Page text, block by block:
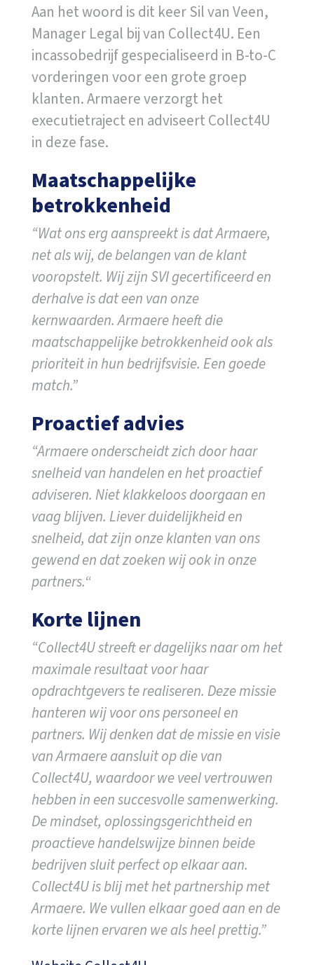
Aan het woord is dit keer Sil van Veen,
Manager Legal bij van Collect4U. Een
incassobedrijf gespecialiseerd in B-to-C
vorderingen voor een grote groep
klanten. Armaere verzorgt het
executietraject en adviseert Collect4U
in deze fase.
Maatschappelijke
betrokkenheid
“Wat ons erg aanspreekt is dat Armaere,
net als wij, de belangen van de klant
vooropstelt. Wij zijn SVI gecertificeerd en
derhalve is dat een van onze
kernwaarden. Armaere heeft die
maatschappelijke betrokkenheid ook als
prioriteit in hun bedrijfsvisie. Een goede
match.”
Proactief advies
“Armaere onderscheidt zich door haar
snelheid van handelen en het proactief
adviseren. Niet klakkeloos doorgaan en
vaag blijven. Liever duidelijkheid en
snelheid, dat zijn onze klanten van ons
gewend en dat zoeken wij ook in onze
partners.“
Korte lijnen
“Collect4U streeft er dagelijks naar om het
maximale resultaat voor haar
opdrachtgevers te realiseren. Deze missie
hanteren wij voor ons personeel en
partners. Wij denken dat de missie en visie
van Armaere aansluit op die van
Collect4U, waardoor we veel vertrouwen
hebben in een succesvolle samenwerking.
De mindset, oplossingsgerichtheid en
proactieve handelswijze binnen beide
bedrijven sluit perfect op elkaar aan.
Collect4U is blij met het partnership met
Armaere. We vullen elkaar goed aan en de
korte lijnen ervaren we als heel prettig.”